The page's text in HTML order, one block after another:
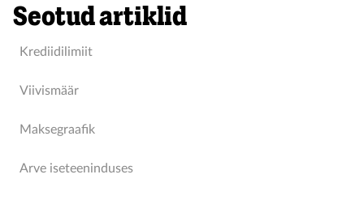
Seotud artiklid
Krediidilimiit
Viivismäär
Maksegraafik
Arve iseteeninduses